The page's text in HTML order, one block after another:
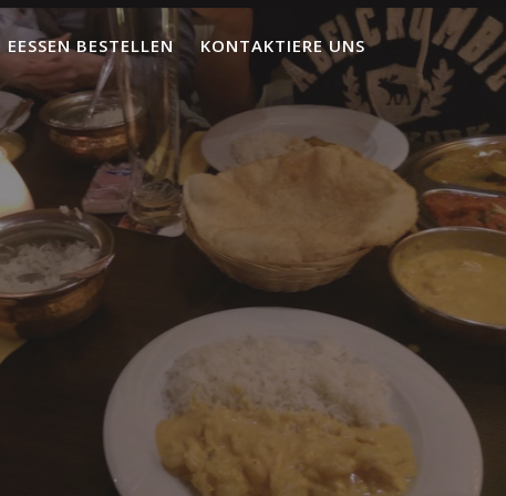
EESSEN BESTELLEN KONTAKTIERE UNS